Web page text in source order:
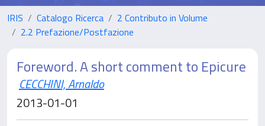
IRIS Catalogo Ricerca
2 Contributo in Volume
2.2 Prefazione/Postfazione
Foreword. A short comment to Epicure
CECCHINI, Arnaldo
2013-01-01